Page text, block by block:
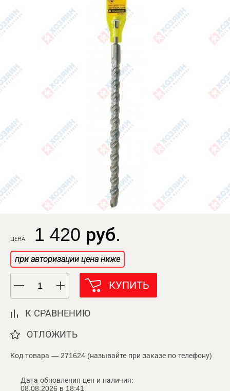
ЦЕНА 1 420 руб.
при авторизации цена ниже
КУПИТЬ
К СРАВНЕНИЮ
ОТЛОЖИТЬ
Код товара — 271624 (называйте при заказе по телефону)
Дата обновления цен и наличия:
08.08.2026 в 18:41